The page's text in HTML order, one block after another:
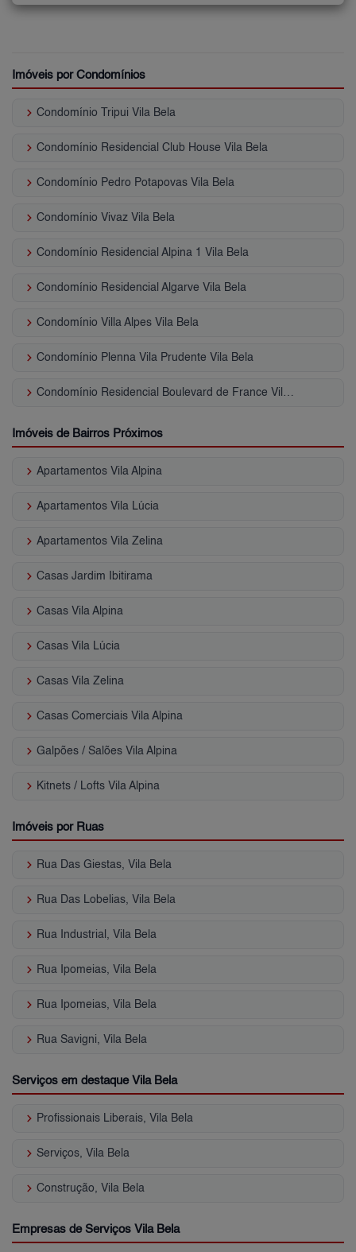
Imóveis por Condomínios
keyboard_arrow_right Condomínio Tripui Vila Bela
keyboard_arrow_right Condomínio Residencial Club House Vila Bela
keyboard_arrow_right Condomínio Pedro Potapovas Vila Bela
keyboard_arrow_right Condomínio Vivaz Vila Bela
keyboard_arrow_right Condomínio Residencial Alpina 1 Vila Bela
keyboard_arrow_right Condomínio Residencial Algarve Vila Bela
keyboard_arrow_right Condomínio Villa Alpes Vila Bela
keyboard_arrow_right Condomínio Plenna Vila Prudente Vila Bela
keyboard_arrow_right Condomínio Residencial Boulevard de France Vila Bela
Imóveis de Bairros Próximos
keyboard_arrow_right Apartamentos Vila Alpina
keyboard_arrow_right Apartamentos Vila Lúcia
keyboard_arrow_right Apartamentos Vila Zelina
keyboard_arrow_right Casas Jardim Ibitirama
keyboard_arrow_right Casas Vila Alpina
keyboard_arrow_right Casas Vila Lúcia
keyboard_arrow_right Casas Vila Zelina
keyboard_arrow_right Casas Comerciais Vila Alpina
keyboard_arrow_right Galpões / Salões Vila Alpina
keyboard_arrow_right Kitnets / Lofts Vila Alpina
Imóveis por Ruas
keyboard_arrow_right Rua Das Giestas, Vila Bela
keyboard_arrow_right Rua Das Lobelias, Vila Bela
keyboard_arrow_right Rua Industrial, Vila Bela
keyboard_arrow_right Rua Ipomeias, Vila Bela
keyboard_arrow_right Rua Ipomeias, Vila Bela
keyboard_arrow_right Rua Savigni, Vila Bela
Serviços em destaque Vila Bela
keyboard_arrow_right Profissionais Liberais, Vila Bela
keyboard_arrow_right Serviços, Vila Bela
keyboard_arrow_right Construção, Vila Bela
Empresas de Serviços Vila Bela